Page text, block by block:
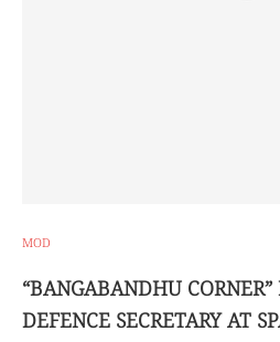
MOD
“BANGABANDHU
DEFENCE SECRETARY AT